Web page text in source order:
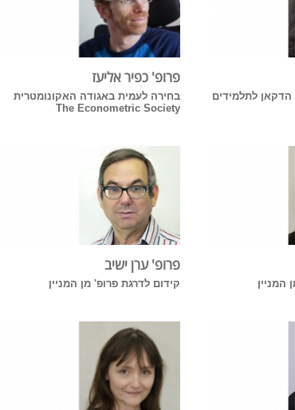
הדקאן לתלמידים
פרופ' כפיר אליעז
בחירה לעמית באגודה האקונומטרית
The Econometric Society
המניין
פרופ' ערן ישיב
קידום לדרגת פרופ' מן המניין